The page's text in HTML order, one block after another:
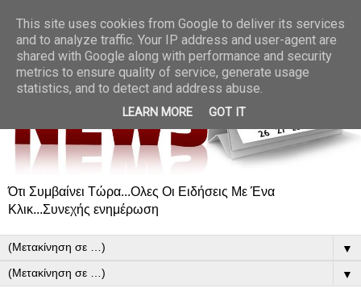
Ότι Συμβαίνει Τώρα...Ολες Οι Ειδήσεις Με Ένα
Κλικ...Συνεχής ενημέρωση
▼
▼
This site uses cookies from Google to deliver its services
and to analyze traffic. Your IP address and user-agent are
shared with Google along with performance and security
metrics to ensure quality of service, generate usage
statistics, and to detect and address abuse.
LEARN MORE GOT IT